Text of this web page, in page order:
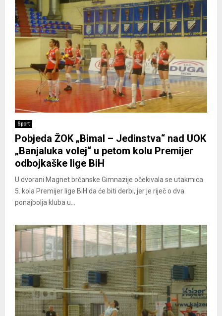
Sport
Pobjeda ŽOK „Bimal – Jedinstva“ nad UOK
„Banjaluka volej“ u petom kolu Premijer
odbojkaške lige BiH
U dvorani Magnet brčanske Gimnazije očekivala se utakmica
5. kola Premijer lige BiH da će biti derbi, jer je riječ o dva
ponajbolja kluba u...